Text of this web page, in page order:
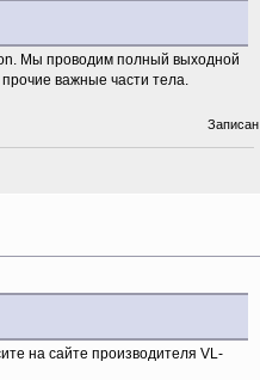
Мы проводим полный выходной
прочие важные части тела.
Записан
на сайте производителя VL-